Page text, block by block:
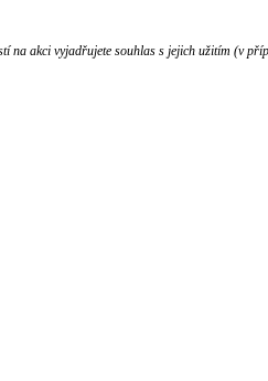
akci vyjadřujete souhlas s jejich užitím (v